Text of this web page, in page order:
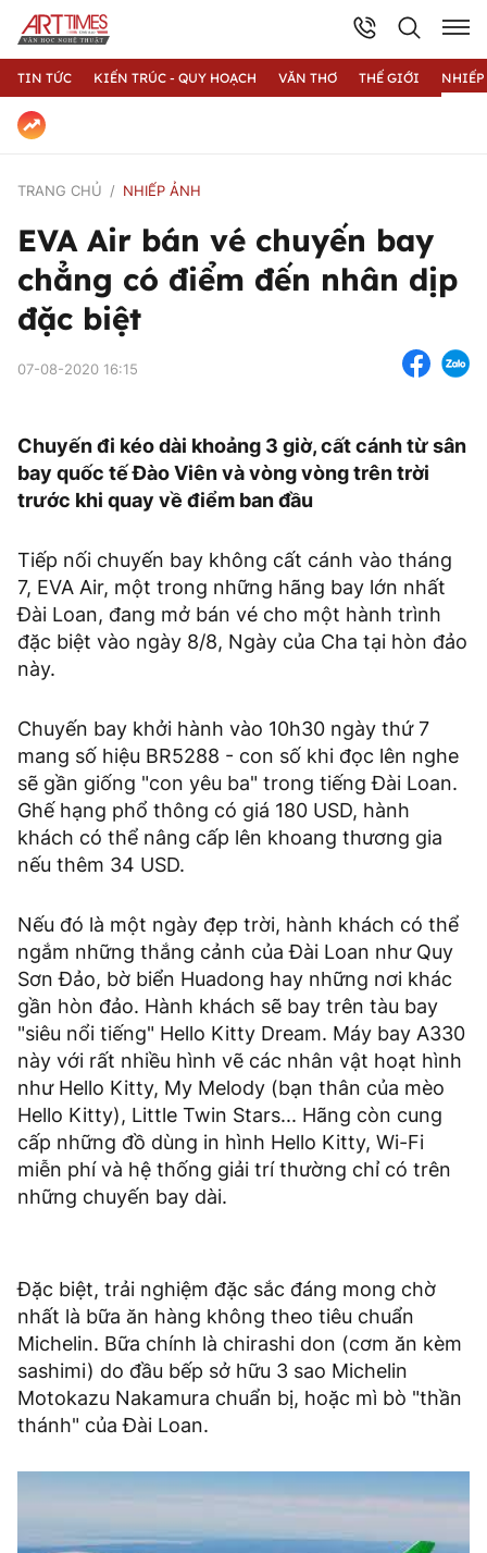
TIN TỨC KIẾN TRÚC - QUY HOẠCH VĂN THƠ THẾ GIỚI
TRANG CHỦ NHIẾP ẢNH
EVA Air bán vé chuyến bay
chẳng có điểm đến nhân dịp
đặc biệt
07-08-2020 16:15
Chuyến đi kéo dài khoảng 3 giờ, cất cánh từ sân
bay quốc tế Đào Viên và vòng vòng trên trời
trước khi quay về điểm ban đầu
Tiếp nối chuyến bay không cất cánh vào tháng
7, EVA Air, một trong những hãng bay lớn nhất
Đài Loan, đang mở bán vé cho một hành trình
đặc biệt vào ngày 8/8, Ngày của Cha tại hòn đảo
này.
Chuyến bay khởi hành vào 10h30 ngày thứ 7
mang số hiệu BR5288 - con số khi đọc lên nghe
sẽ gần giống "con yêu ba" trong tiếng Đài Loan.
Ghế hạng phổ thông có giá 180 USD, hành
khách có thể nâng cấp lên khoang thương gia
nếu thêm 34 USD.
Nếu đó là một ngày đẹp trời, hành khách có thể
ngắm những thắng cảnh của Đài Loan như Quy
Sơn Đảo, bờ biển Huadong hay những nơi khác
gần hòn đảo. Hành khách sẽ bay trên tàu bay
"siêu nổi tiếng" Hello Kitty Dream. Máy bay A330
này với rất nhiều hình vẽ các nhân vật hoạt hình
như Hello Kitty, My Melody (bạn thân của mèo
Hello Kitty), Little Twin Stars... Hãng còn cung
cấp những đồ dùng in hình Hello Kitty, Wi-Fi
miễn phí và hệ thống giải trí thường chỉ có trên
những chuyến bay dài.
Đặc biệt, trải nghiệm đặc sắc đáng mong chờ
nhất là bữa ăn hàng không theo tiêu chuẩn
Michelin. Bữa chính là chirashi don (cơm ăn kèm
sashimi) do đầu bếp sở hữu 3 sao Michelin
Motokazu Nakamura chuẩn bị, hoặc mì bò "thần
thánh" của Đài Loan.